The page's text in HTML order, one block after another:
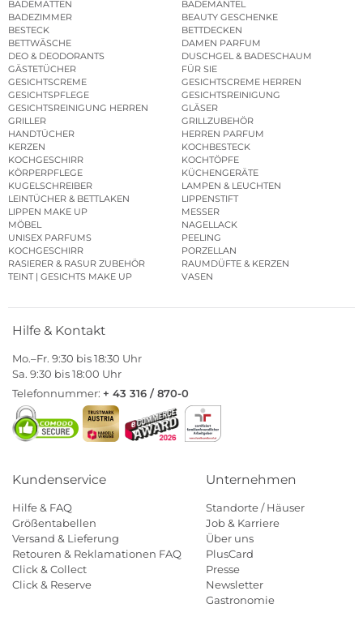
BADEMATTEN
BADEMÄNTEL
BADEZIMMER
BEAUTY GESCHENKE
BESTECK
BETTDECKEN
BETTWÄSCHE
DAMEN PARFUM
DEO & DEODORANTS
DUSCHGEL & BADESCHAUM
GÄSTETÜCHER
FÜR SIE
GESICHTSCREME
GESICHTSCREME HERREN
GESICHTSPFLEGE
GESICHTSREINIGUNG
GESICHTSREINIGUNG HERREN
GLÄSER
GRILLER
GRILLZUBEHÖR
HANDTÜCHER
HERREN PARFUM
KERZEN
KOCHBESTECK
KOCHGESCHIRR
KOCHTÖPFE
KÖRPERPFLEGE
KÜCHENGERÄTE
KUGELSCHREIBER
LAMPEN & LEUCHTEN
LEINTÜCHER & BETTLAKEN
LIPPENSTIFT
LIPPEN MAKE UP
MESSER
MÖBEL
NAGELLACK
UNISEX PARFUMS
PEELING
KOCHGESCHIRR
PORZELLAN
RASIERER & RASUR ZUBEHÖR
RAUMDÜFTE & KERZEN
TEINT | GESICHTS MAKE UP
VASEN
Hilfe & Kontakt
Mo.–Fr. 9:30 bis 18:30 Uhr
Sa. 9:30 bis 18:00 Uhr
Telefonnummer: + 43 316 / 870-0
Kundenservice
Hilfe & FAQ
Größentabellen
Versand & Lieferung
Retouren & Reklamationen FAQ
Click & Collect
Click & Reserve
Unternehmen
Standorte / Häuser
Job & Karriere
Über uns
PlusCard
Presse
Newsletter
Gastronomie